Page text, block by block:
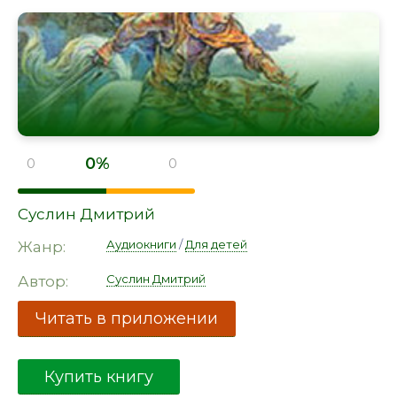
0 0% 0
Суслин Дмитрий
Жанр:
Аудиокниги /Для детей
Автор: Суслин Дмитрий
Читать в приложении
Купить книгу